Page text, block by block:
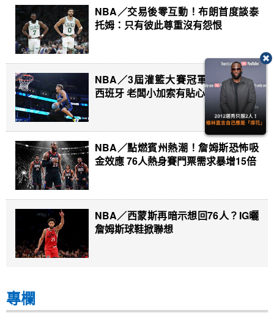
NBA／交易後零互動！布朗首度談泰
托姆：只有彼此尊重沒有怨恨
NBA／3屆灌籃大賽冠軍麥克朗轉戰
西班牙 老闆小加索有貼心舉動
NBA／點燃賓州熱潮！詹姆斯恐怖吸
金效應 76人熱身賽門票需求暴增15倍
NBA／西蒙斯再暗示想回76人？IG曬
詹姆斯球鞋掀聯想
專欄